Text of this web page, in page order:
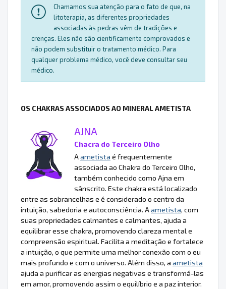
Chamamos sua atenção para o fato de que, na
litoterapia, as diferentes propriedades
associadas às pedras vêm de tradições e
crenças. Eles não são cientificamente comprovados e
não podem substituir o tratamento médico. Para
qualquer problema médico, você deve consultar seu
médico.
OS CHAKRAS ASSOCIADOS AO MINERAL AMETISTA
AJNA
Chacra do Terceiro Olho
Aametista é frequentemente
associada ao Chakra do Terceiro Olho,
também conhecido como Ajna em
sânscrito. Este chakra está localizado
entre as sobrancelhas e é considerado o centro da
intuição, sabedoria e autoconsciência. Aametista, com
suas propriedades calmantes e calmantes, ajuda a
equilibrar esse chakra, promovendo clareza mental e
compreensão espiritual. Facilita a meditação e fortalece
a intuição, o que permite uma melhor conexão com o eu
mais profundo e com o universo. Além disso, a ametista
ajuda a purificar as energias negativas e transformá-las
em amor, promovendo assim o equilíbrio e a paz interior.